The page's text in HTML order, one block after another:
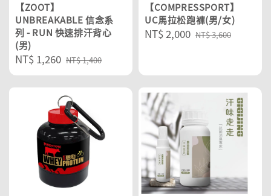
【ZOOT】
UNBREAKABLE 信念系
列 - RUN 快速排汗背心
(男)
Sale
price
NT$ 1,260 Regular
price
NT$ 1,400
【COMPRESSPORT】
UC馬拉松跑褲(男/女)
Sale
NT$ 2,000 Regular
NT$ 3,600